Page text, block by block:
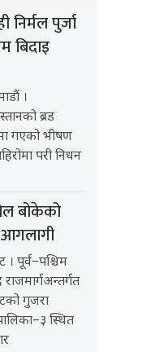
निर्मल पुर्जा
बिदाइ
।
ब्रड
गएको भीषण
परी निधन
बोकेको
आगलागी
। पूर्व–पश्चिम
राजमार्गअन्तर्गत
गुजरा
स्थित